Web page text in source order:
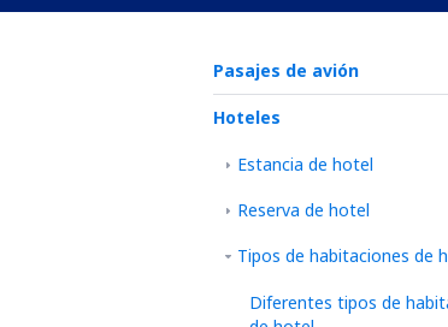
Pasajes de avión
Hoteles
Estancia de hotel
Reserva de hotel
Tipos de habitaciones de
Diferentes tipos de